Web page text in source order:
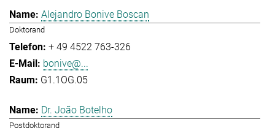
Alejandro Bonive Boscan
Doktorand
+ 49 4522 763-326
bonive@...
G1.1OG.05
Dr. João Botelho
Postdoktorand